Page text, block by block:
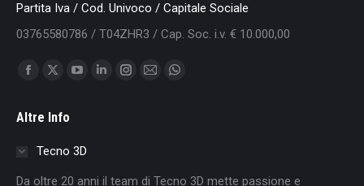
Partita Iva / Cod. Univoco / Capitale Sociale
03765580786 / T04ZHR3 / Cap. Soc. i.v. € 10.000,00
Find us on:
Facebook
opens
X
opens
YouTubeLinkedinInstagram
Mail Whatsapp
Altre Info
Tecno 3D
Da oltre 20 anni il team di Tecno 3D mette passione e